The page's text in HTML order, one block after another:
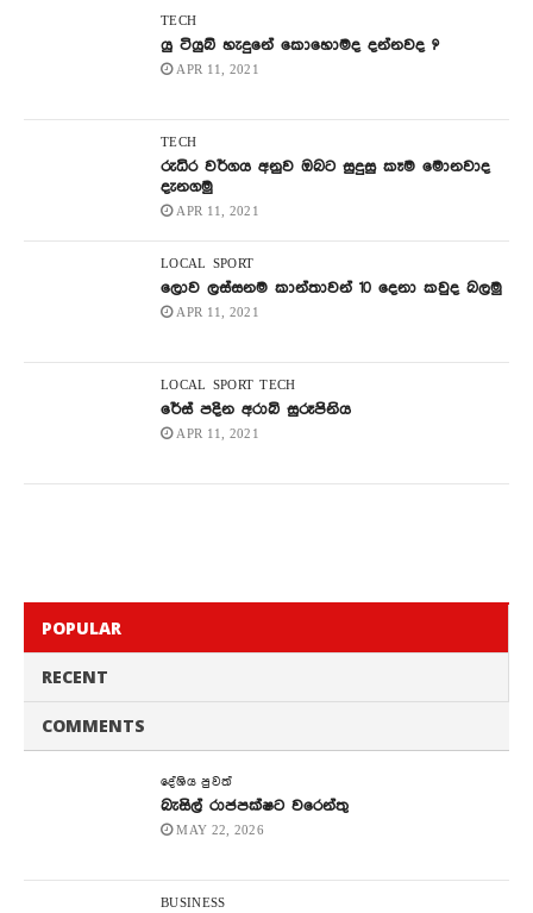
TECH
යු ටියුබ් හැදුනේ කොහොමද දන්නවද ?
APR 11, 2021
TECH
රුධිර වර්ගය අනුව ඔබට සුදුසු කෑම මොනවාද
දැනගමු
APR 11, 2021
LOCAL SPORT
ලොව ලස්සනම කාන්තාවන් 10 දෙනා කවුද බලමු
APR 11, 2021
LOCAL SPORT TECH
රේස් පදින අරාබි සුරූපිනිය
APR 11, 2021
POPULAR
RECENT
COMMENTS
දේශිය පුවත්
බැසිල් රාජපක්ෂට වරෙන්තු
MAY 22, 2026
BUSINESS